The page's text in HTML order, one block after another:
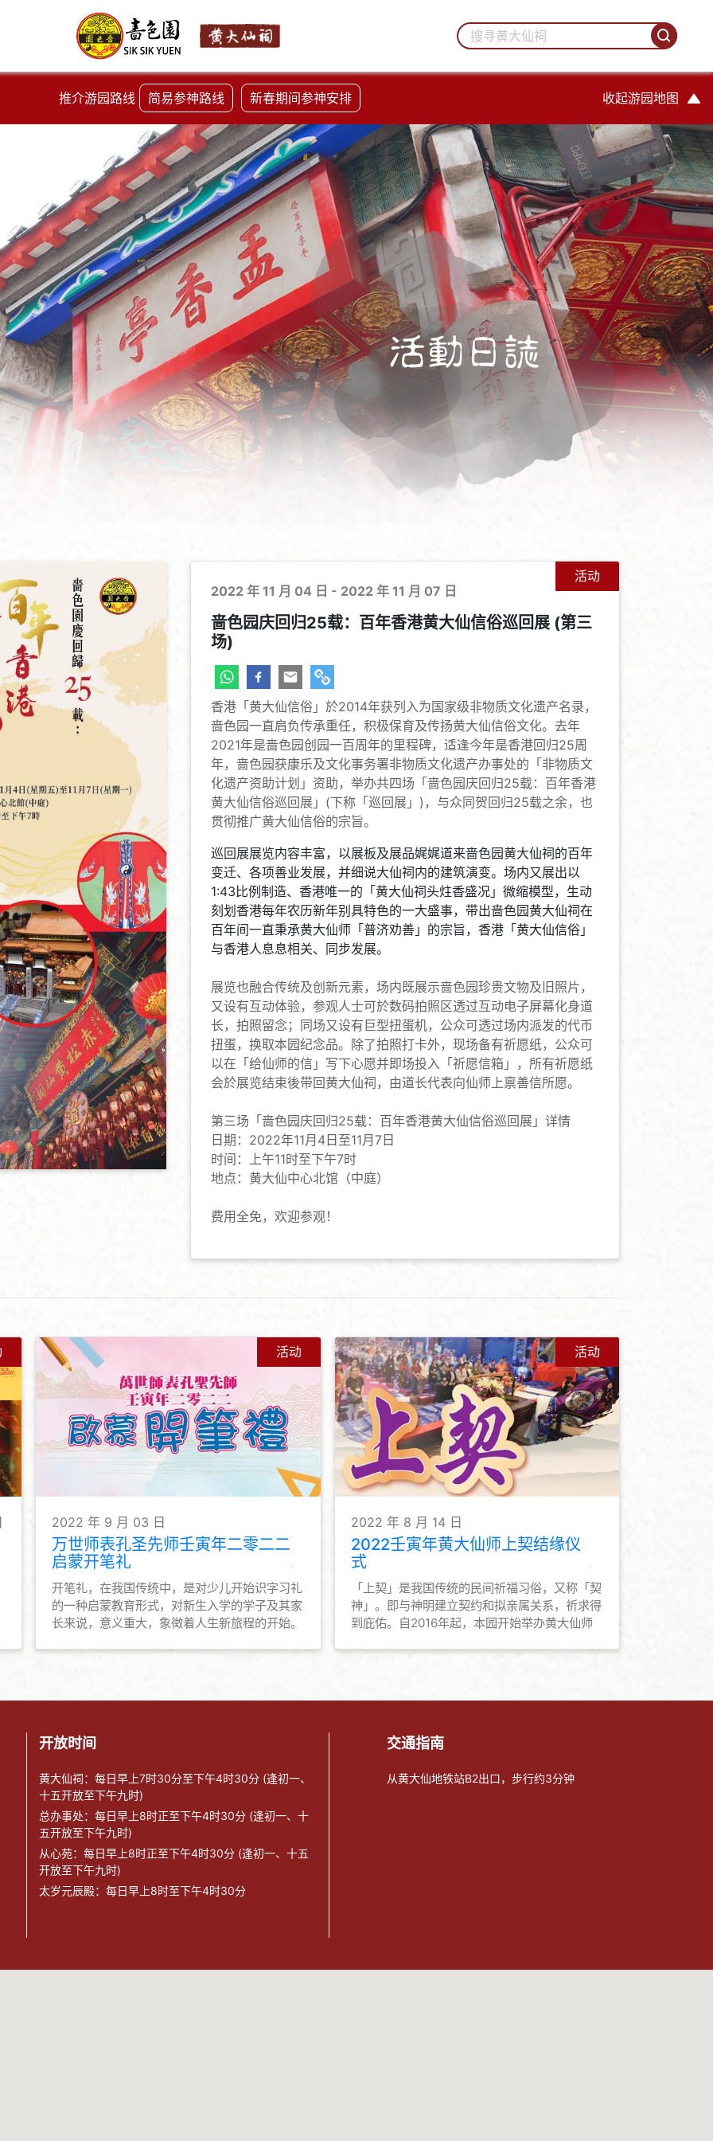
推介游园路线 简易参神路线 新春期间参神安排 收起游园地图
活動日誌
活动
2022 年 11 月 04 日 - 2022 年 11 月 07 日
啬色园庆回归25载：百年香港黄大仙信俗巡回展 (第三
场)
香港「黄大仙信俗」於2014年获列入为国家级非物质文化遗产名录，
啬色园一直肩负传承重任，积极保育及传扬黄大仙信俗文化。去年
2021年是啬色园创园一百周年的里程碑，适逢今年是香港回归25周
年，啬色园获康乐及文化事务署非物质文化遗产办事处的「非物质文
化遗产资助计划」资助，举办共四场「啬色园庆回归25载：百年香港
黄大仙信俗巡回展」(下称「巡回展」)，与众同贺回归25载之余，也
贯彻推广黄大仙信俗的宗旨。
巡回展展览内容丰富，以展板及展品娓娓道来啬色园黄大仙祠的百年
变迁、各项善业发展，并细说大仙祠内的建筑演变。场内又展出以
1:43比例制造、香港唯一的「黄大仙祠头炷香盛况」微缩模型，生动
刻划香港每年农历新年别具特色的一大盛事，带出啬色园黄大仙祠在
百年间一直秉承黄大仙师「普济劝善」的宗旨，香港「黄大仙信俗」
与香港人息息相关、同步发展。
展览也融合传统及创新元素，场内既展示啬色园珍贵文物及旧照片，
又设有互动体验，参观人士可於数码拍照区透过互动电子屏幕化身道
长，拍照留念；同场又设有巨型扭蛋机，公众可透过场内派发的代币
扭蛋，换取本园纪念品。除了拍照打卡外，现场备有祈愿纸，公众可
以在「给仙师的信」写下心愿并即场投入「祈愿信箱」，所有祈愿纸
会於展览结束後带回黄大仙祠，由道长代表向仙师上禀善信所愿。
第三场「啬色园庆回归25载：百年香港黄大仙信俗巡回展」详情
日期：2022年11月4日至11月7日
时间：上午11时至下午7时
地点：黄大仙中心北馆（中庭）
费用全免，欢迎参观！
活动
2022 年 9 月 03 日
万世师表孔圣先师壬寅年二零二二
启蒙开笔礼
开笔礼，在我国传统中，是对少儿开始识字习礼
的一种启蒙教育形式，对新生入学的学子及其家
长来说，意义重大，象徵着人生新旅程的开始。
先师，希望莘莘学子得神明庇佑，并为他们启蒙
活动
2022 年 8 月 14 日
2022壬寅年黄大仙师上契结缘仪
式
「上契」是我国传统的民间祈福习俗，又称「契
神」。即与神明建立契约和拟亲属关系，祈求得
到庇佑。自2016年起，本园开始举办黄大仙师
仙师建立亲近关系，为善信与黄大仙师结善缘的
开放时间
黄大仙祠：每日早上7时30分至下午4时30分 (逢初一、
十五开放至下午九时)
总办事处：每日早上8时正至下午4时30分 (逢初一、十
五开放至下午九时)
从心苑：每日早上8时正至下午4时30分 (逢初一、十五
开放至下午九时)
太岁元辰殿：每日早上8时至下午4时30分
交通指南
从黄大仙地铁站B2出口，步行约3分钟